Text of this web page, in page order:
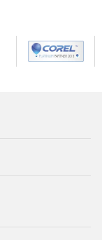
ПК ЭСПРИ –
– для 44